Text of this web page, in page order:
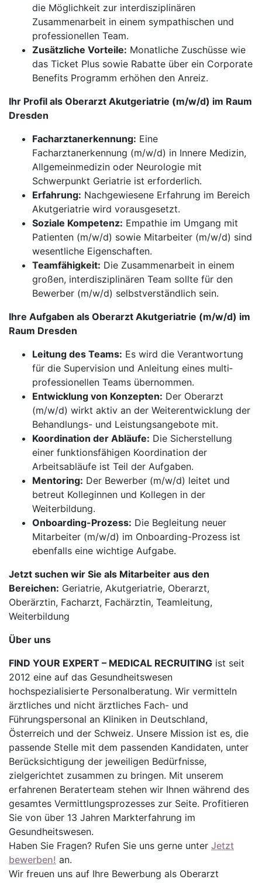
die Möglichkeit zur interdisziplinären
Zusammenarbeit in einem sympathischen und
professionellen Team.
Zusätzliche Vorteile: Monatliche Zuschüsse wie
das Ticket Plus sowie Rabatte über ein Corporate
Benefits Programm erhöhen den Anreiz.
Ihr Profil als Oberarzt Akutgeriatrie (m/w/d) im Raum
Dresden
Facharztanerkennung: Eine
Facharztanerkennung (m/w/d) in Innere Medizin,
Allgemeinmedizin oder Neurologie mit
Schwerpunkt Geriatrie ist erforderlich.
Erfahrung: Nachgewiesene Erfahrung im Bereich
Akutgeriatrie wird vorausgesetzt.
Soziale Kompetenz: Empathie im Umgang mit
Patienten (m/w/d) sowie Mitarbeiter (m/w/d) sind
wesentliche Eigenschaften.
Teamfähigkeit: Die Zusammenarbeit in einem
großen, interdisziplinären Team sollte für den
Bewerber (m/w/d) selbstverständlich sein.
Ihre Aufgaben als Oberarzt Akutgeriatrie (m/w/d) im
Raum Dresden
Leitung des Teams: Es wird die Verantwortung
für die Supervision und Anleitung eines multi­
professionellen Teams übernommen.
Entwicklung von Konzepten: Der Oberarzt
(m/w/d) wirkt aktiv an der Weiterentwicklung der
Behandlungs- und Leistungsangebote mit.
Koordination der Abläufe: Die Sicherstellung
einer funktionsfähigen Koordination der
Arbeitsabläufe ist Teil der Aufgaben.
Mentoring: Der Bewerber (m/w/d) leitet und
betreut Kolleginnen und Kollegen in der
Weiterbildung.
Onboarding-Prozess: Die Begleitung neuer
Mitarbeiter (m/w/d) im Onboarding-Prozess ist
ebenfalls eine wichtige Aufgabe.
Jetzt suchen wir Sie als Mitarbeiter aus den
Bereichen: Geriatrie, Akutgeriatrie, Oberarzt,
Oberärztin, Facharzt, Fachärztin, Teamleitung,
Weiterbildung
Über uns
FIND YOUR EXPERT – MEDICAL RECRUITING ist seit
2012 eine auf das Gesundheitswesen
hochspezialisierte Personalberatung. Wir vermitteln
ärztliches und nicht ärztliches Fach- und
Führungspersonal an Kliniken in Deutschland,
Österreich und der Schweiz. Unsere Mission ist es, die
passende Stelle mit dem passenden Kandidaten, unter
Berücksichtigung der jeweiligen Bedürfnisse,
zielgerichtet zusammen zu bringen. Mit unserem
erfahrenen Beraterteam stehen wir Ihnen während des
gesamtes Vermittlungsprozesses zur Seite. Profitieren
Sie von über 13 Jahren Markterfahrung im
Gesundheitswesen.
Haben Sie Fragen? Rufen Sie uns gerne unter Jetzt
bewerben! an.
Wir freuen uns auf Ihre Bewerbung als Oberarzt